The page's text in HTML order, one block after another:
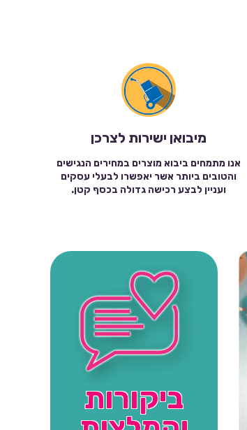
מיבואן ישירות לצרכן
אנו מתמחים ביבוא מוצרים במחירים הנגישים
והטובים ביותר אשר יאפשרו לבעלי עסקים
ועניין לבצע רכישה גדולה בכסף קטן.
ביקורות